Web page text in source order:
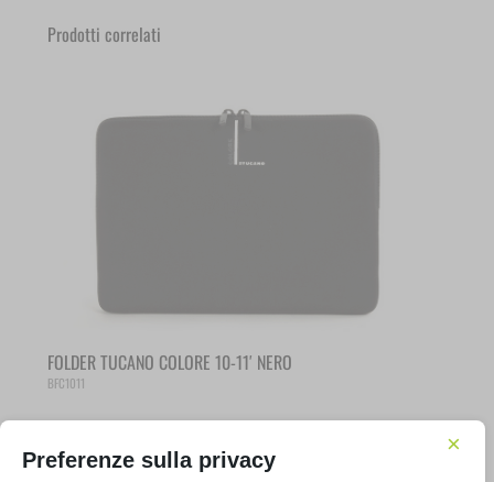
Prodotti correlati
FOLDER TUCANO COLORE 10-11′ NERO
BFC1011
€14,90 IVA inclusa
Preferenze sulla privacy
×